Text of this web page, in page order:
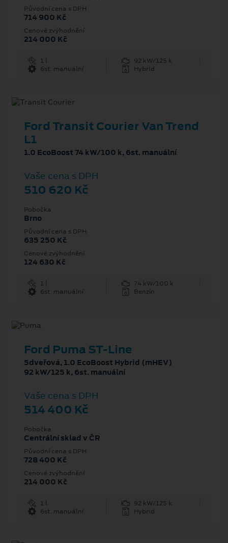
Původní cena s DPH
714 900 Kč
Cenové zvýhodnění
214 000 Kč
1 l
92 kW/125 k
6st. manuální
Hybrid
Ford Transit Courier Van Trend
L1
1.0 EcoBoost 74 kW/100 k, 6st. manuální
Vaše cena s DPH
510 620 Kč
Pobočka
Brno
Původní cena s DPH
635 250 Kč
Cenové zvýhodnění
124 630 Kč
1 l
74 kW/100 k
6st. manuální
Benzín
Ford Puma ST-Line
5dveřová, 1.0 EcoBoost Hybrid (mHEV)
92 kW/125 k, 6st. manuální
Vaše cena s DPH
514 400 Kč
Pobočka
Centrální sklad v ČR
Původní cena s DPH
728 400 Kč
Cenové zvýhodnění
214 000 Kč
1 l
92 kW/125 k
6st. manuální
Hybrid